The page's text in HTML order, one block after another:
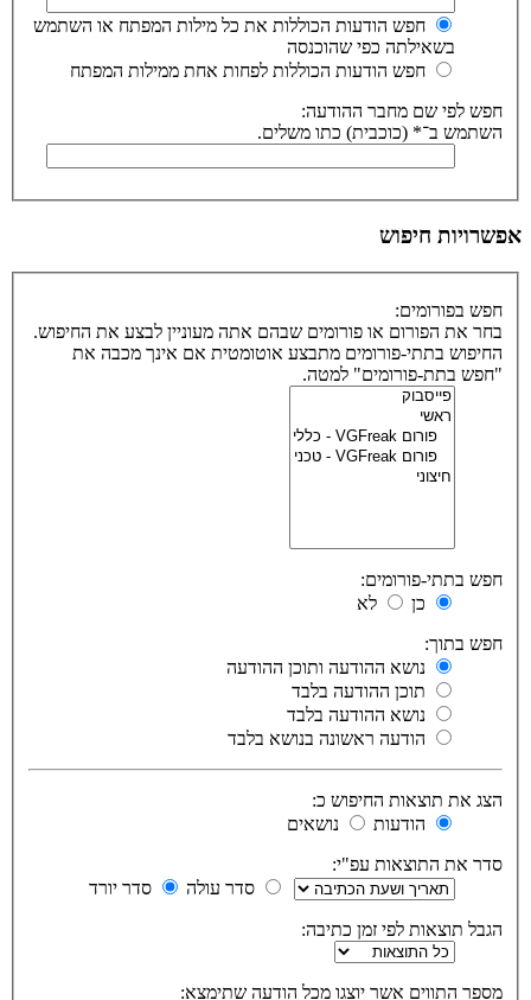
חפש הודעות הכוללות את כל מילות המפתח או השתמש
בשאילתה כפי שהוכנסה
חפש הודעות הכוללות לפחות אחת ממילות המפתח
חפש לפי שם מחבר ההודעה:
השתמש ב־* (כוכבית) כתו משלים.
אפשרויות חיפוש
חפש בפורומים:
בחר את הפורום או פורומים שבהם אתה מעוניין לבצע את החיפוש.
החיפוש בתתי-פורומים מתבצע אוטומטית אם אינך מכבה את
"חפש בתת-פורומים" למטה.
חפש בתתי-פורומים:
כן
לא
חפש בתוך:
נושא ההודעה ותוכן ההודעה
תוכן ההודעה בלבד
נושא ההודעה בלבד
הודעה ראשונה בנושא בלבד
הצג את תוצאות החיפוש כ:
הודעות
נושאים
סדר את התוצאות עפ"י:
סדר עולה
סדר יורד
הגבל תוצאות לפי זמן כתיבה:
מספר התווים אשר יוצגו מכל הודעה שתימצא: